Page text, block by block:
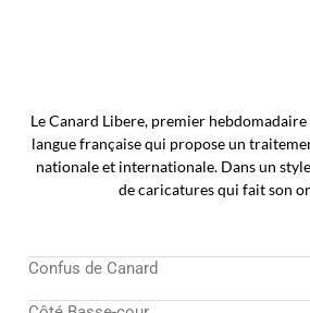
Le Canard Libere, premier
langue française qui propose un
nationale et internationale. Dans un
de caricatures qui fait son
Confus de Canard